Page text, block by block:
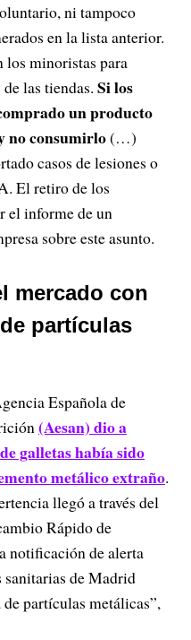
ni tampoco
en la lista anterior.
minoristas para
las tiendas. Si los
un producto
no consumirlo(…)
casos de lesiones o
El retiro de los
el informe de un
sobre este asunto.
mercado con
partículas
Española de
(Aesan) dio a
galletas había sido
metálico extraño.
llegó a través del
Rápido de
notificación de alerta
sanitarias de Madrid
partículas metálicas”,